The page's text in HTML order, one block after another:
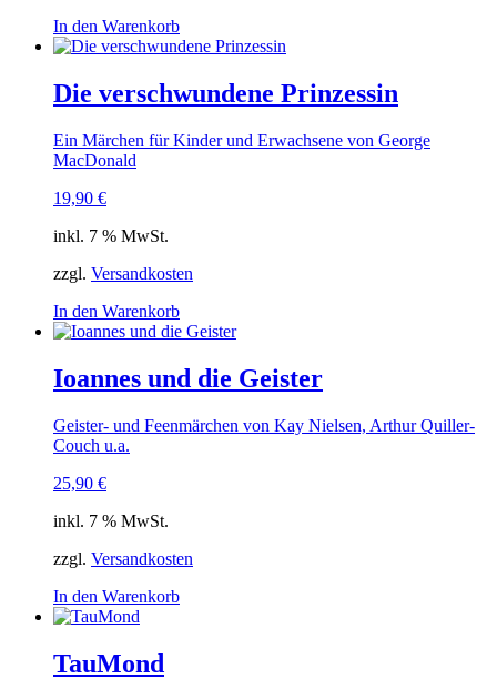
In den Warenkorb
Die verschwundene Prinzessin
Ein Märchen für Kinder und Erwachsene von George
MacDonald
19,90 €
inkl. 7 % MwSt.
zzgl. Versandkosten
In den Warenkorb
Ioannes und die Geister
Geister- und Feenmärchen von Kay Nielsen, Arthur Quiller-
Couch u.a.
25,90 €
inkl. 7 % MwSt.
zzgl. Versandkosten
In den Warenkorb
TauMond